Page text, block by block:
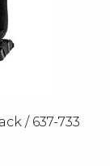
/ 637-733